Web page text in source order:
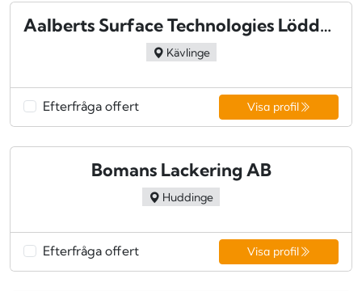
Aalberts Surface Technologies Löddeköpinge AB - Löddeköpinge
Kävlinge
Efterfråga offert Visa profil
Bomans Lackering AB
Huddinge
Efterfråga offert Visa profil